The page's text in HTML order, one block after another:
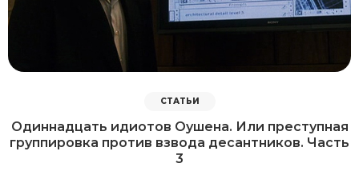
СТАТЬИ
Одиннадцать идиотов Оушена. Или преступная
группировка против взвода десантников. Часть
3